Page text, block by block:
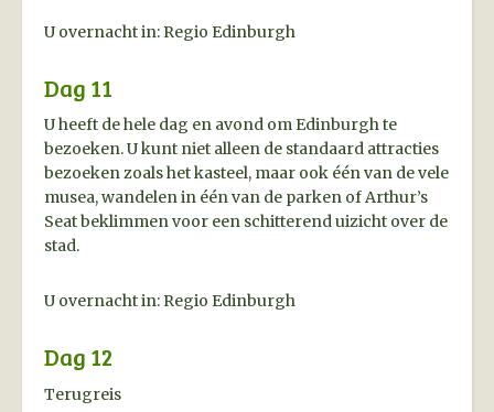
U overnacht in: Regio Edinburgh
Dag 11
U heeft de hele dag en avond om Edinburgh te
bezoeken. U kunt niet alleen de standaard attracties
bezoeken zoals het kasteel, maar ook één van de vele
musea, wandelen in één van de parken of Arthur’s
Seat beklimmen voor een schitterend uizicht over de
stad.
U overnacht in: Regio Edinburgh
Dag 12
Terugreis